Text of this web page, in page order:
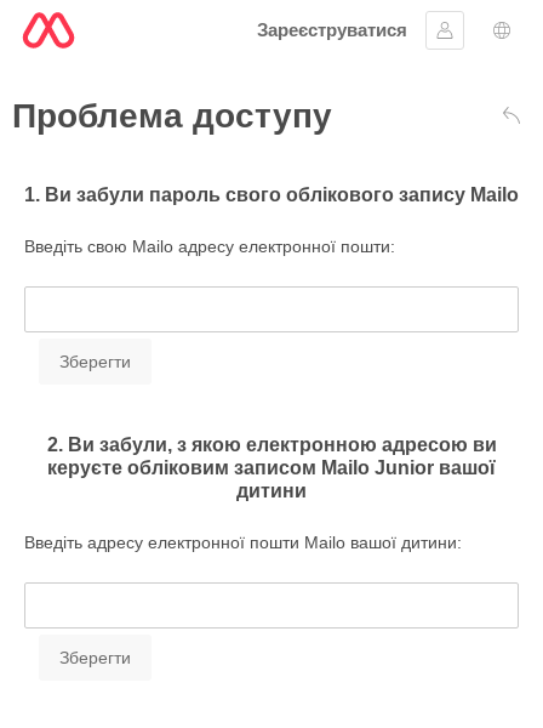
Зареєструватися
Увійти
Проблема доступу
1. Ви забули пароль свого облікового запису Mailo
Введіть свою Mailo адресу електронної пошти:
2. Ви забули, з якою електронною адресою ви
керуєте обліковим записом Mailo Junior вашої
дитини
Введіть адресу електронної пошти Mailo вашої дитини: